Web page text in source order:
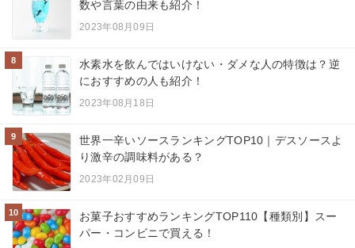
数や言葉の由来も紹介！
2023年08月09日
8
水素水を飲んではいけない・ダメな人の特徴は？逆
におすすめの人も紹介！
2023年08月18日
9
世界一辛いソースランキングTOP10｜デスソースよ
り激辛の調味料がある？
2023年02月09日
10
お菓子おすすめランキングTOP110【種類別】スー
パー・コンビニで買える！